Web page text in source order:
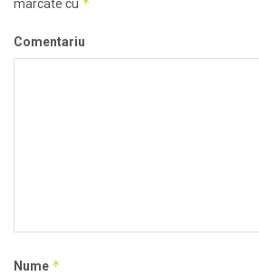
marcate cu
Comentariu
Nume *